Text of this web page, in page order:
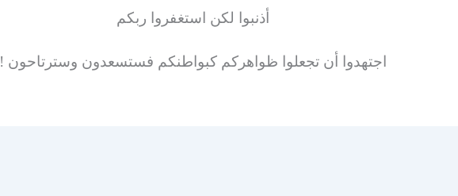
أذنبوا لكن استغفروا ربكم
اجتهدوا أن تجعلوا ظواهركم كبواطنكم فستسعدون وسترتاحون !